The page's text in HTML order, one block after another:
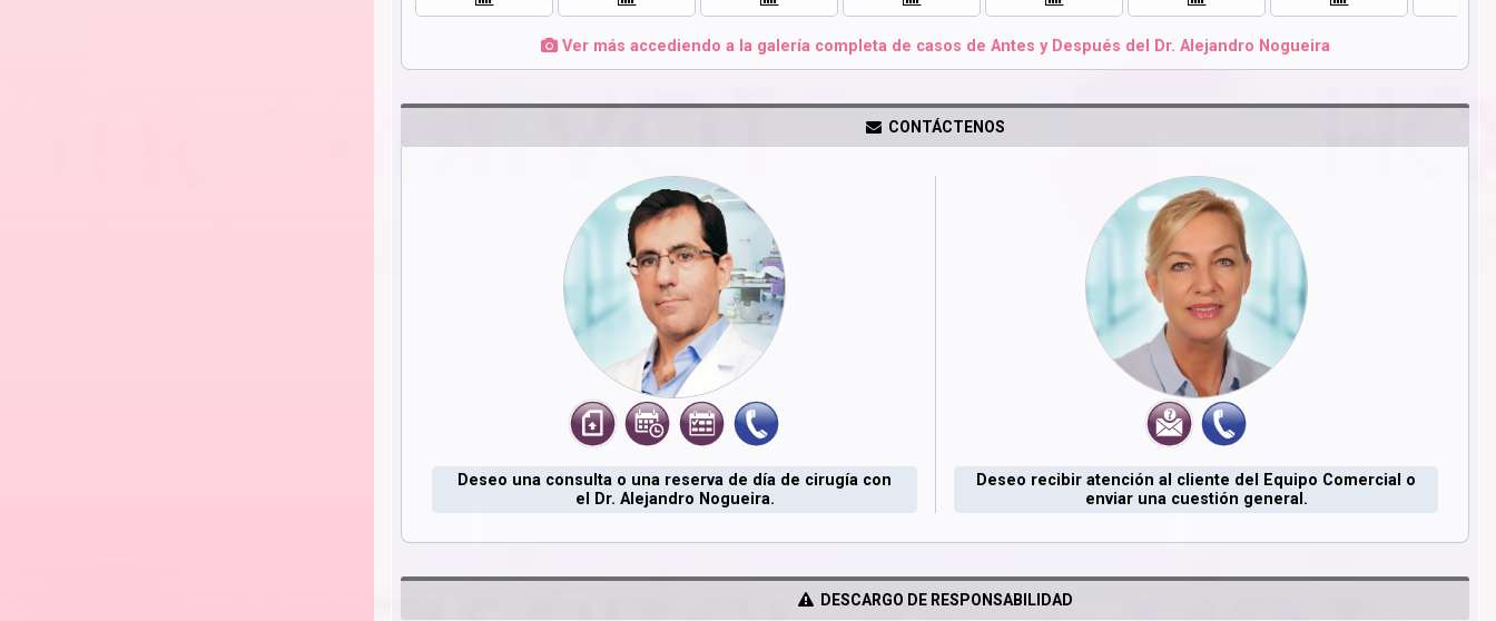
Ver más accediendo a la galería completa de casos de Antes y Después del Dr. Alejandro Nogueira
CONTÁCTENOS
Deseo una consulta o una reserva de día de cirugía con
el Dr. Alejandro Nogueira.
Deseo recibir atención al cliente del Equipo Comercial o
enviar una cuestión general.
DESCARGO DE RESPONSABILIDAD